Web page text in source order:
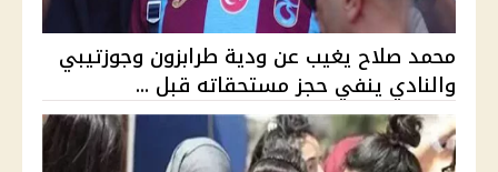
محمد صلاح يغيب عن ودية طرابزون وجوزتيبي
والنادي ينفي حجز مستحقاته قبل ...